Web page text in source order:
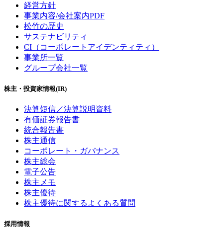
経営方針
事業内容/会社案内PDF
松竹の歴史
サステナビリティ
CI（コーポレートアイデンティティ）
事業所一覧
グループ会社一覧
株主・投資家情報(IR)
決算短信／決算説明資料
有価証券報告書
統合報告書
株主通信
コーポレート・ガバナンス
株主総会
電子公告
株主メモ
株主優待
株主優待に関するよくある質問
採用情報